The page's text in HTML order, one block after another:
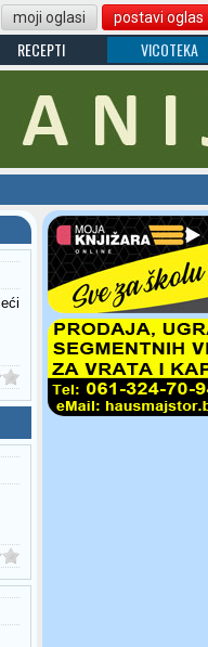
moji oglasi postavi oglas
RECEPTI VICOTEKA